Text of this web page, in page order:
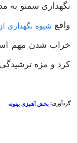
نگهداری سمنو به
واقع شیوه نگهداری
خراب شدن مهم
کرد و مزه ترشیدگی
گردآوری: بخش آشپزی بیتوته